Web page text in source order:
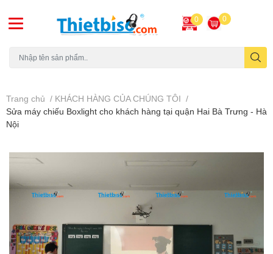
0 0
Trang chủ / KHÁCH HÀNG CỦA CHÚNG TÔI /
Sửa máy chiếu Boxlight cho khách hàng tại quận Hai Bà Trưng - Hà
Nội